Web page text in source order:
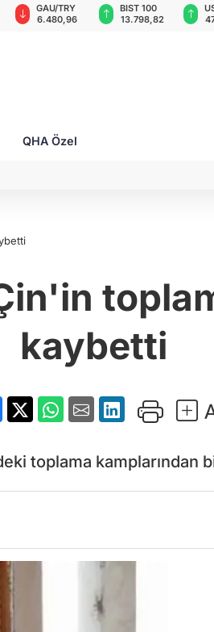
"Tatar zaferlerini"
GAU/TRY
6.480,96
BIST 100
13.798,82
QHA Özel
kaybetti
toplama kamplarından